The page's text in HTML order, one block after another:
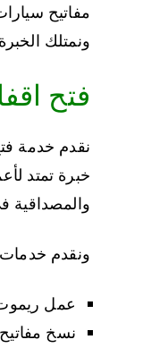
مفاتيح
ونمتلك
فتح
نقدم خدمة
خبرة تمتد
والمصداقية
ونقدم
عمل
نسخ